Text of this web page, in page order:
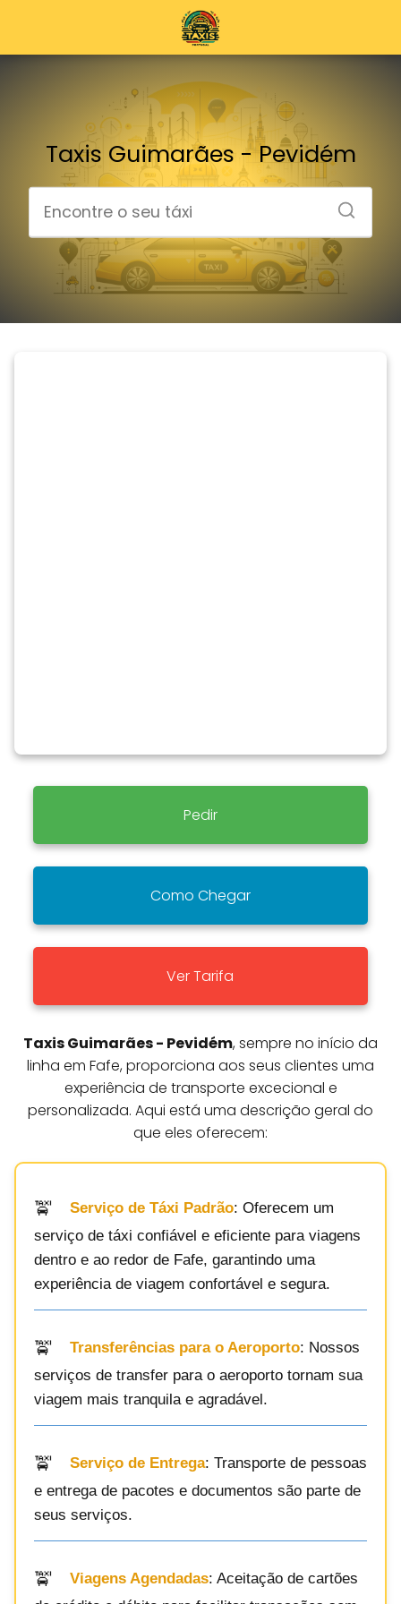
Taxis Guimarães - Pevidém
Pedir
Como Chegar
Ver Tarifa
Taxis Guimarães - Pevidém, sempre no início da
linha em Fafe, proporciona aos seus clientes uma
experiência de transporte excecional e
personalizada. Aqui está uma descrição geral do
que eles oferecem:
Serviço de Táxi Padrão: Oferecem um
serviço de táxi confiável e eficiente para viagens
dentro e ao redor de Fafe, garantindo uma
experiência de viagem confortável e segura.
Transferências para o Aeroporto: Nossos
serviços de transfer para o aeroporto tornam sua
viagem mais tranquila e agradável.
Serviço de Entrega: Transporte de pessoas
e entrega de pacotes e documentos são parte de
seus serviços.
Viagens Agendadas: Aceitação de cartões